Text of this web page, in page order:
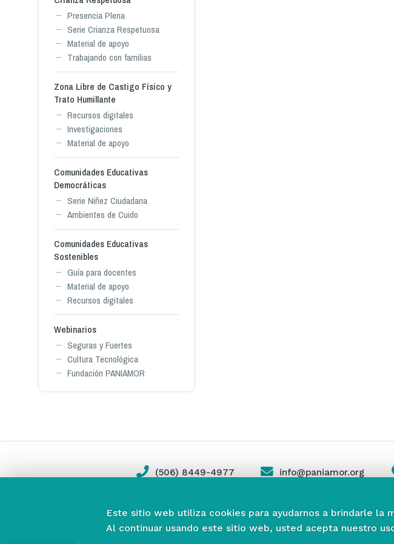
Presencia Plena
Serie Crianza Respetuosa
Material de apoyo
Trabajando con familias
Zona Libre de Castigo Físico y
Trato Humillante
Recursos digitales
Investigaciones
Material de apoyo
Comunidades Educativas
Democráticas
Serie Niñez Ciudadana
Ambientes de Cuido
Comunidades Educativas
Sostenibles
Guía para docentes
Material de apoyo
Recursos digitales
Webinarios
Seguras y Fuertes
Cultura Tecnológica
Fundación PANIAMOR
(506) 8449-4977 info@paniamor.org
Este sitio web utiliza cookies para ayudarnos a brindarle la
Al continuar usando este sitio web, usted acepta nuestro